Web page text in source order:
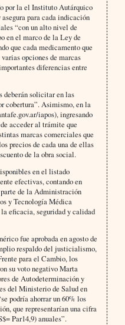
por la el Instituto Autárquico
para cada indicación
“con un alto nivel de
en el marco de la Ley de
que cada medicamento que
opciones de marcas
diferencias entre
deberán solicitar en las
cobertura”. Asimismo, en la
iapos), ingresando
acceder al trámite que
marcas comerciales que
precios de cada una de ellas
de la obra social.
en el listado
efectivas, contando en
de la Administración
y Tecnología Médica
eficacia, seguridad y calidad
fue aprobada en agosto de
respaldo del justicialismo,
para el Cambio, los
su voto negativo Marta
de Autodeterminación y
del Ministerio de Salud en
podría ahorrar un 60% los
que representarían una cifra
Par14,9) anuales”.